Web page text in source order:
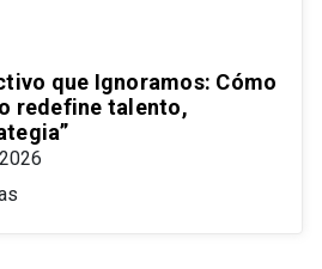
que Ignoramos: Cómo
redefine talento,